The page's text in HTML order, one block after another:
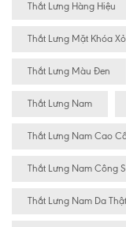
Thắt Lưng Hàng Hiệu
Thắt Lưng Mặt Khóa
Thắt Lưng Màu Đen
Thắt Lưng Nam
Thắt Lưng Nam Cao
Thắt Lưng Nam Công
Thắt Lưng Nam Da Thật